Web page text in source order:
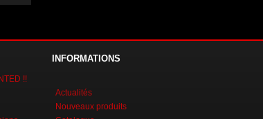
!!
INFORMATIONS
Actualités
Nouveaux produits